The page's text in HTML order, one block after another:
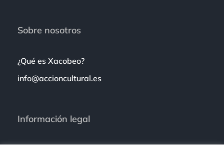
Sobre nosotros
¿Qué es Xacobeo?
info@accioncultural.es
Información legal